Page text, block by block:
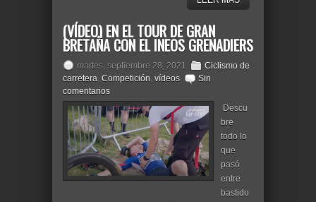
(VÍDEO) EN EL TOUR DE GRAN
BRETAÑA CON EL INEOS GRENADIERS
martes, septiembre 28, 2021
Ciclismo de
carretera, Competición, vídeos
Sin
comentarios
Descu
bre
todo lo
que
pasó
entre
bastido